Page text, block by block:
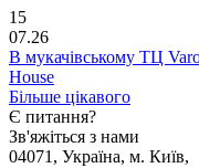
15
07.26
В мукачівському ТЦ
House
Більше цікавого
Є питання?
Зв'яжіться з нами
04071, Україна, м. Київ,